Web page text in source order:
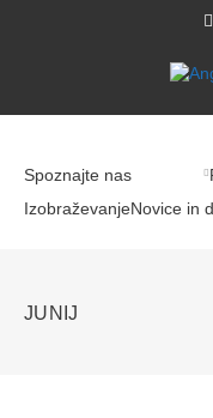
Spoznajte nas
IzobraževanjeNovice in
JUNIJ